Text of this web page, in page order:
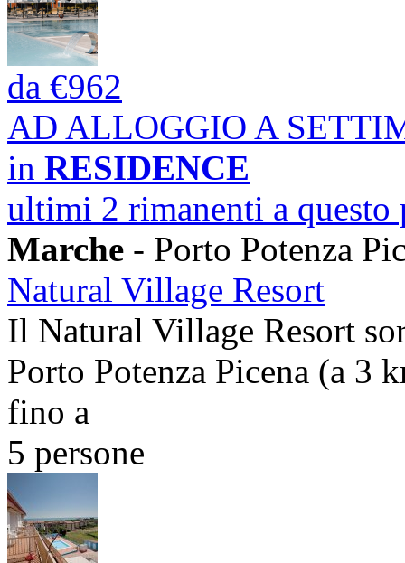
da €962
AD ALLOGGIO A
in RESIDENCE
ultimi 2 rimanenti a questo
Marche - Porto Potenza
Natural Village Resort
Il Natural Village Resort
Porto Potenza Picena (a 3
fino a
5 persone